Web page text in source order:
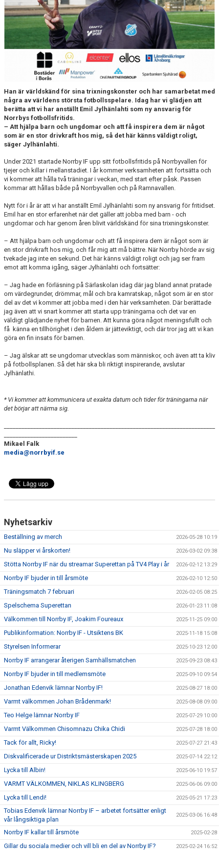
MATCHER
NÄRA NORRBY
VÄRDEGRUND
Han är världskänd för sina trixningskonster och har samarbetat med
några av världens största fotbollsspelare. Idag har vi glädjen att
berätta att vi har anställt Emil Jylhänlahti som ny ansvarig för
Norrbys fotbollsfritids.
– Att hjälpa barn och ungdomar och att få inspirera dem är något
som är en stor drivkraft hos mig, så det här känns väldigt roligt,
säger Jylhänlahti.
Under 2021 startade Norrby IF upp sitt fotbollsfritids på Norrbyvallen för
tjejer och killar i mellanstadiet. I år kommer verksamheten att fortsätta och
vi kommer att hålla två träningar i veckan, med start efter påsk. Passen
kommar att hållas både på Norrbyvallen och på Ramnavallen.
Nytt för i år är att vi har anställt Emil Jylhänlahti som ny ansvarig för fritidset.
Emil har en stor erfarenhet när det gäller att jobba med barn - och
ungdomar och har genom åren blivit världskänd för sina trixningskonster.
– Att hjälpa barn och ungdomar och att få inspirera dem är något som är
en stor drivkraft hos mig, och får mig att må bättre. När Norrby hörde av sig
tvekade jag inte en sekund. Det här känns väldigt roligt och jag ser fram
emot att komma igång, säger Jylhänlahti och fortsätter:
– Jag hade en förläsning på Särlaskolan idag där jag bland annat pratade
om värdegrunder, drömmar, mål och bra kamratskap, något som är en stor
del av det vi kommer att jobba med i den här verksamheten. Där berättade
jag även att vi snart kommer att starta upp träningarna och det var en
väldigt glädjande nyhet för barnen. Att kunna göra något meningsfullt och
få känna en tillhörighet i den åldern är jätteviktigt, och där tror jag att vi kan
göra en fin insats för barnen.
– Jag älskar att se ungdomar utvecklas som människor, och även att ta kliv
på fotbollsplanen. Så det här ska bli riktigt inspirerande, avslutar
Jylhänlathi.
* Vi kommer att kommunicera ut exakta datum och tider för träningarna när
det börjar att närma sig.
Mikael Falk
media@norrbyif.se
Nyhetsarkiv
Beställning av merch 2026-05-28 10:19
Nu släpper vi årskorten! 2026-03-02 09:38
Stötta Norrby IF när du streamar Superettan på TV4 Play i år 2026-02-12 13:29
Norrby IF bjuder in till årsmöte 2026-02-10 12:50
Träningsmatch 7 februari 2026-02-05 08:25
Spelschema Superettan 2026-01-23 11:08
Välkommen till Norrby IF, Joakim Foureaux 2025-11-25 09:00
Publikinformation: Norrby IF - Utsiktens BK 2025-11-18 15:08
Styrelsen Informerar 2025-10-23 12:00
Norrby IF arrangerar återigen Samhällsmatchen 2025-09-23 08:43
Norrby IF bjuder in till medlemsmöte 2025-09-10 09:54
Jonathan Edenvik lämnar Norrby IF! 2025-08-27 18:00
Varmt välkommen Johan Brådenmark! 2025-08-08 09:00
Teo Helge lämnar Norrby IF 2025-07-29 10:00
Varmt Välkommen Chisomnazu Chika Chidi 2025-07-28 18:00
Tack för allt, Ricky! 2025-07-27 21:43
Diskvalificerade ur Distriktsmästerskapen 2025 2025-07-14 22:12
Lycka till Albin! 2025-06-10 19:57
VARMT VÄLKOMMEN, NIKLAS KLINGBERG 2025-06-06 09:00
Lycka till Lendi! 2025-05-21 17:23
Tobias Edenvik lämnar Norrby IF – arbetet fortsätter enligt
vår långsiktiga plan
2025-03-06 16:48
Norrby IF kallar till årsmöte 2025-02-28
Gillar du sociala medier och vill bli en del av Norrby IF? 2025-02-24 16:52